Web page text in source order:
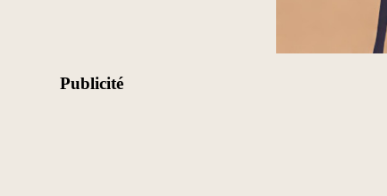
Publicité